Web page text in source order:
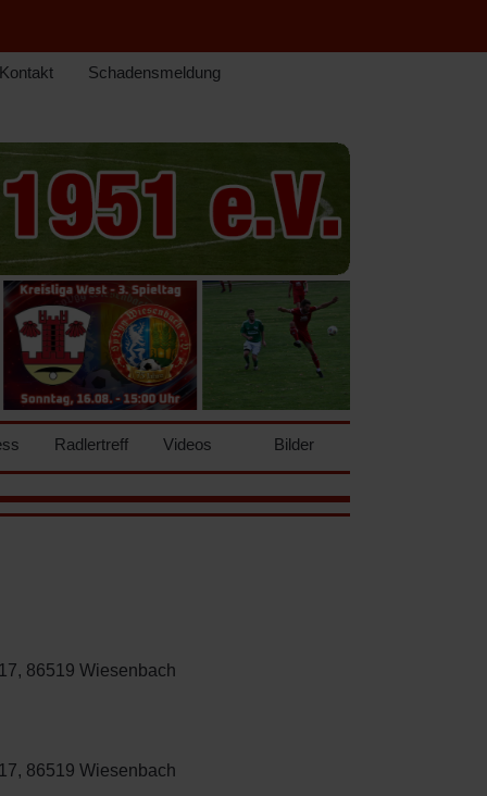
Kontakt Schadensmeldung
Radlertreff Videos Bilder
86519 Wiesenbach
86519 Wiesenbach